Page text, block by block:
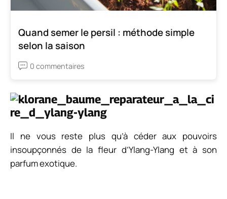
Quand semer le persil : méthode simple
selon la saison
0 commentaires
Il ne vous reste plus qu’à céder aux pouvoirs
insoupçonnés de la fleur d’Ylang-Ylang et à son
parfum exotique.